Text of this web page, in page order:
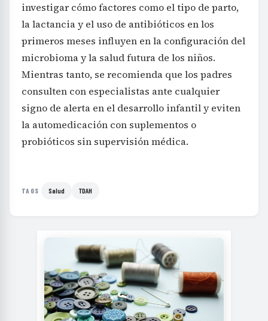
investigar cómo factores como el tipo de parto,
la lactancia y el uso de antibióticos en los
primeros meses influyen en la configuración del
microbioma y la salud futura de los niños.
Mientras tanto, se recomienda que los padres
consulten con especialistas ante cualquier
signo de alerta en el desarrollo infantil y eviten
la automedicación con suplementos o
probióticos sin supervisión médica.
TAGS Salud TDAH